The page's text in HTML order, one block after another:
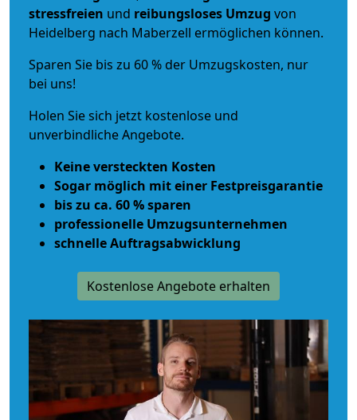
stressfreien und reibungsloses Umzug von
Heidelberg nach Maberzell ermöglichen können.
Sparen Sie bis zu 60 % der Umzugskosten, nur
bei uns!
Holen Sie sich jetzt kostenlose und
unverbindliche Angebote.
Keine versteckten Kosten
Sogar möglich mit einer Festpreisgarantie
bis zu ca. 60 % sparen
professionelle Umzugsunternehmen
schnelle Auftragsabwicklung
Kostenlose Angebote erhalten